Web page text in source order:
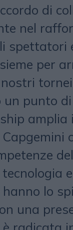
di
nel
spettatori
per
punto
amplia
lo
una